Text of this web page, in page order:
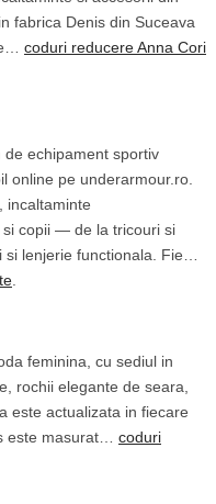
fabrica Denis din Suceava
coduri reducere Anna Cori
echipament sportiv
online pe underarmour.ro.
incaltaminte
si copii — de la tricouri si
lenjerie functionala. Fie…
feminina, cu sediul in
rochii elegante de seara,
este actualizata in fiecare
este masurat… coduri